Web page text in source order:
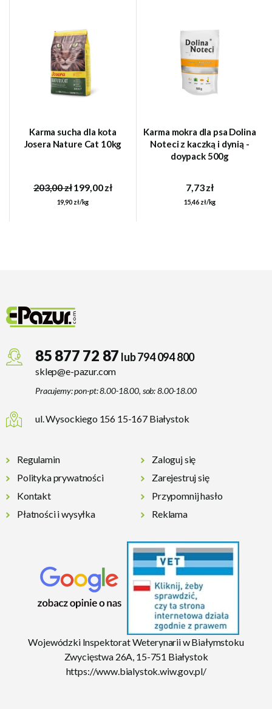
Karma sucha dla kota
Josera Nature Cat 10kg
203,00 zł199,00 zł
19,90 zł/kg
Karma mokra dla psa Dolina
Noteci z kaczką i dynią -
doypack 500g
7,73 zł
15,46 zł/kg
85 877 72 87 lub 794 094 800
sklep@e-pazur.com
Pracujemy: pon-pt: 8.00-18.00, sob: 8.00-18.00
ul. Wysockiego 156 15-167 Białystok
Regulamin
Polityka prywatności
Kontakt
Płatności i wysyłka
Zaloguj się
Zarejestruj się
Przypomnij hasło
Reklama
Wojewódzki Inspektorat Weterynarii w Białymstoku
Zwycięstwa 26A, 15-751 Białystok
https://www.bialystok.wiw.gov.pl/